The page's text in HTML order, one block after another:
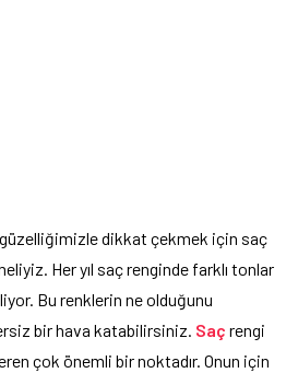
güzelliğimizle dikkat çekmek için saç
Her yıl saç renginde farklı tonlar
Bu renklerin ne olduğunu
bir hava katabilirsiniz. Saç rengi
çok önemli bir noktadır. Onun için